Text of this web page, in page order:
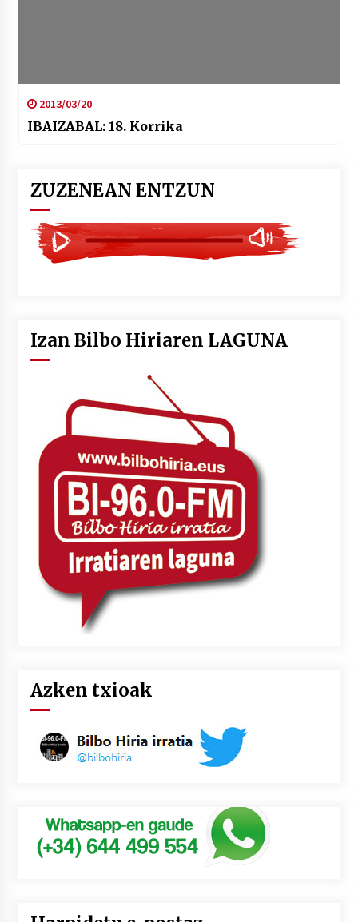
2013/03/20
IBAIZABAL: 18. Korrika
ZUZENEAN ENTZUN
Izan Bilbo Hiriaren LAGUNA
Azken txioak